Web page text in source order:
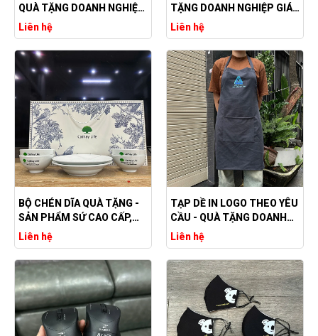
QUÀ TẶNG DOANH NGHIỆP
BỀN BỈ
Liên hệ
TẶNG DOANH NGHIỆP GIÁ
TRỊ, BỀN, ĐẸP
Liên hệ
BỘ CHÉN DĨA QUÀ TẶNG -
SẢN PHẨM SỨ CAO CẤP,
SANG TRỌNG
Liên hệ
TẠP DỀ IN LOGO THEO YÊU
CẦU - QUÀ TẶNG DOANH
NGHIỆP GIÁ RẺ
Liên hệ